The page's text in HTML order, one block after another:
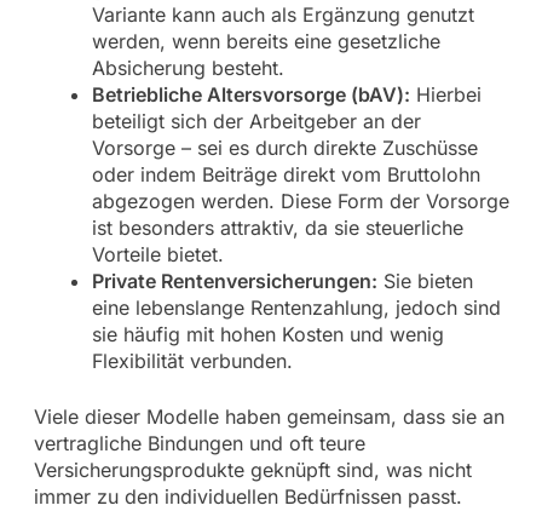
Variante kann auch als Ergänzung genutzt
werden, wenn bereits eine gesetzliche
Absicherung besteht.
Betriebliche Altersvorsorge (bAV): Hierbei
beteiligt sich der Arbeitgeber an der
Vorsorge – sei es durch direkte Zuschüsse
oder indem Beiträge direkt vom Bruttolohn
abgezogen werden. Diese Form der Vorsorge
ist besonders attraktiv, da sie steuerliche
Vorteile bietet.
Private Rentenversicherungen: Sie bieten
eine lebenslange Rentenzahlung, jedoch sind
sie häufig mit hohen Kosten und wenig
Flexibilität verbunden.
Viele dieser Modelle haben gemeinsam, dass sie an
vertragliche Bindungen und oft teure
Versicherungsprodukte geknüpft sind, was nicht
immer zu den individuellen Bedürfnissen passt.